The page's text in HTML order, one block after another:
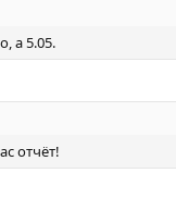
а 5.05.
отчёт!